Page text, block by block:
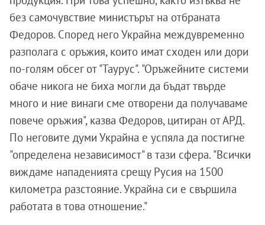
без самочувствие министърът на отбраната
Федоров. Според него Украйна междувременно
разполага с оръжия, които имат сходен или дори
по-голям обсег от "Таурус". "Оръжейните системи
обаче никога не биха могли да бъдат твърде
много и ние винаги сме отворени да получаваме
повече оръжия", казва Федоров, цитиран от АРД.
По неговите думи Украйна е успяла да постигне
"определена независимост" в тази сфера. "Всички
виждаме нападенията срещу Русия на 1500
километра разстояние. Украйна си е свършила
работата в това отношение."